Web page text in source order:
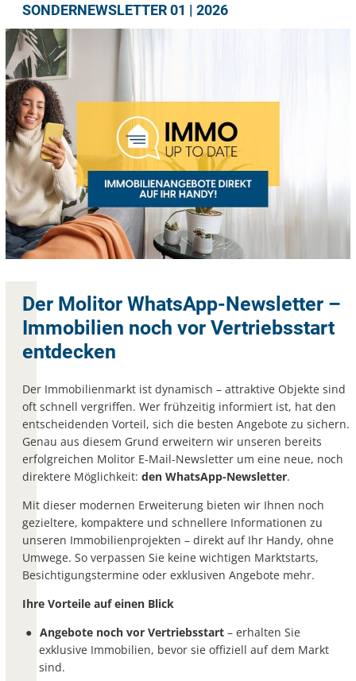
SONDERNEWSLETTER 01 | 2026
Der Molitor WhatsApp-Newsletter –
Immobilien noch vor Vertriebsstart
entdecken
Der Immobilienmarkt ist dynamisch – attraktive Objekte sind
oft schnell vergriffen. Wer frühzeitig informiert ist, hat den
entscheidenden Vorteil, sich die besten Angebote zu sichern.
Genau aus diesem Grund erweitern wir unseren bereits
erfolgreichen Molitor E-Mail-Newsletter um eine neue, noch
direktere Möglichkeit: den WhatsApp-Newsletter.
Mit dieser modernen Erweiterung bieten wir Ihnen noch
gezieltere, kompaktere und schnellere Informationen zu
unseren Immobilienprojekten – direkt auf Ihr Handy, ohne
Umwege. So verpassen Sie keine wichtigen Marktstarts,
Besichtigungstermine oder exklusiven Angebote mehr.
Ihre Vorteile auf einen Blick
Angebote noch vor Vertriebsstart – erhalten Sie
exklusive Immobilien, bevor sie offiziell auf dem Markt
sind.